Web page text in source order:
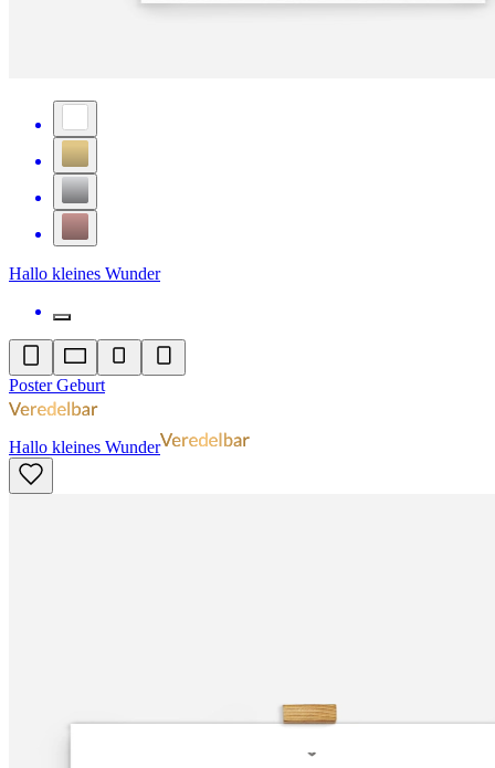
Hallo kleines Wunder
Poster Geburt
Hallo kleines Wunder